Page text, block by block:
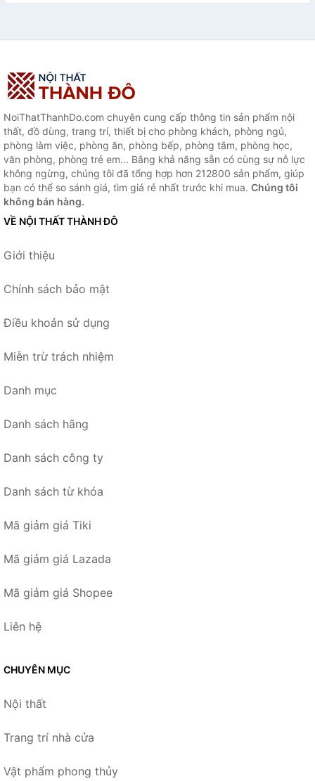
NoiThatThanhDo.com chuyên cung cấp thông tin sản phẩm nội
thất, đồ dùng, trang trí, thiết bị cho phòng khách, phòng ngủ,
phòng làm việc, phòng ăn, phòng bếp, phòng tắm, phòng học,
văn phòng, phòng trẻ em... Bằng khả năng sẵn có cùng sự nỗ lực
không ngừng, chúng tôi đã tổng hợp hơn 212800 sản phẩm, giúp
bạn có thể so sánh giá, tìm giá rẻ nhất trước khi mua. Chúng tôi
không bán hàng.
VỀ NỘI THẤT THÀNH ĐÔ
Giới thiệu
Chính sách bảo mật
Điều khoản sử dụng
Miễn trừ trách nhiệm
Danh mục
Danh sách hãng
Danh sách công ty
Danh sách từ khóa
Mã giảm giá Tiki
Mã giảm giá Lazada
Mã giảm giá Shopee
Liên hệ
CHUYÊN MỤC
Nội thất
Trang trí nhà cửa
Vật phẩm phong thủy